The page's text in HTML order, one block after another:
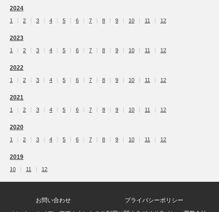
2024
1 2 3 4 5 6 7 8 9 10 11 12
2023
1 2 3 4 5 6 7 8 9 10 11 12
2022
1 2 3 4 5 6 7 8 9 10 11 12
2021
1 2 3 4 5 6 7 8 9 10 11 12
2020
1 2 3 4 5 6 7 8 9 10 11 12
2019
10 11 12
お問い合わせ
プライバシーポリシー